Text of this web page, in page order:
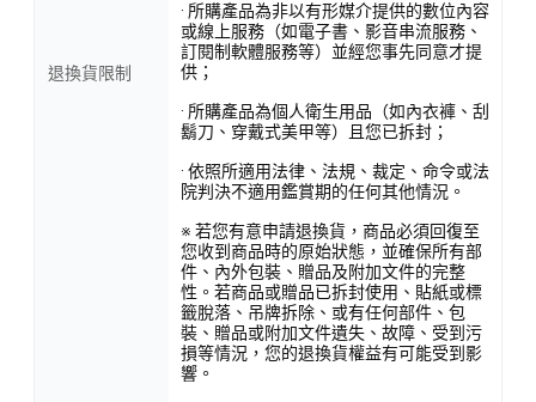
退換貨限制
· 所購產品為非以有形媒介提供的數位內容
或線上服務（如電子書、影音串流服務、
訂閱制軟體服務等）並經您事先同意才提
供；
· 所購產品為個人衛生用品（如內衣褲、刮
鬍刀、穿戴式美甲等）且您已拆封；
· 依照所適用法律、法規、裁定、命令或法
院判決不適用鑑賞期的任何其他情況。
※ 若您有意申請退換貨，商品必須回復至
您收到商品時的原始狀態，並確保所有部
件、內外包裝、贈品及附加文件的完整
性。若商品或贈品已拆封使用、貼紙或標
籤脫落、吊牌拆除、或有任何部件、包
裝、贈品或附加文件遺失、故障、受到污
損等情況，您的退換貨權益有可能受到影
響。